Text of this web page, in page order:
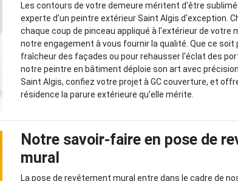
Les contours de votre demeure méritent d'être
experte d'un peintre extérieur Saint Algis d'exception.
chaque coup de pinceau appliqué à l'extérieur de votre
notre engagement à vous fournir la qualité. Que ce soit
fraîcheur des façades ou pour rehausser l'éclat des
notre peintre en bâtiment déploie son art avec
Saint Algis, confiez votre projet à GC couverture, et
résidence la parure extérieure qu'elle mérite.
Notre savoir-faire en pose de
mural
La pose de revêtement mural entre dans le cadre de